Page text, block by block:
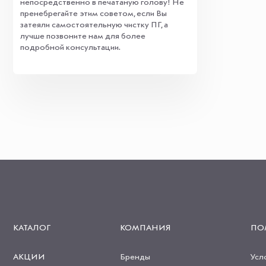
непосредственно в печатаную голову! Не
пренебрегайте этим советом, если Вы
затеяли самостоятельную чистку ПГ, а
лучше позвоните нам для более
подробной консультации.
КАТАЛОГ
АКЦИИ
КОМПАНИЯ
Бренды